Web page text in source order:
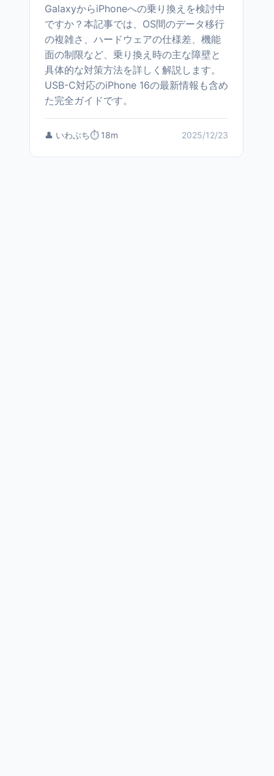
GalaxyからiPhoneへの乗り換えを検討中
ですか？本記事では、OS間のデータ移行
の複雑さ、ハードウェアの仕様差、機能
面の制限など、乗り換え時の主な障壁と
具体的な対策方法を詳しく解説します。
USB-C対応のiPhone 16の最新情報も含め
た完全ガイドです。
👤 いわぶち⏱️ 18m 2025/12/23